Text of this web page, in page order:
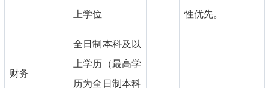
上学位
性优先。
财务
全日制本科及以
上学历（最高学
历为全日制本科